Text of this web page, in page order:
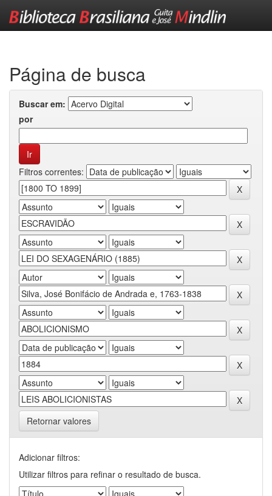
Página de busca
Buscar em:
por
Filtros correntes:
Retornar valores
Adicionar filtros:
Utilizar filtros para refinar o resultado de busca.